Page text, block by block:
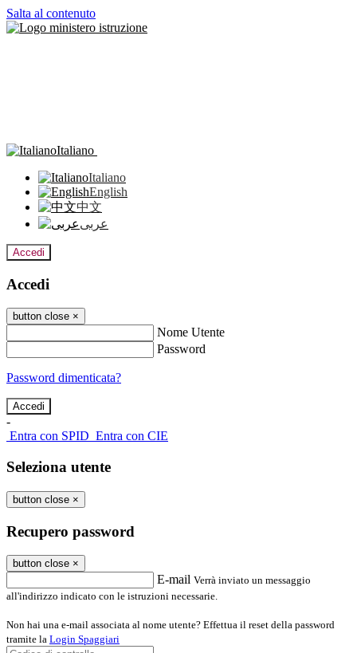
Salta al contenuto
Italiano
Italiano
English
中文
عربى
Accedi
Accedi
button close ×
Nome Utente
Password
Password dimenticata?
-
Entra con SPID Entra con CIE
Seleziona utente
button close ×
Recupero password
button close ×
E-mail Verrà inviato un messaggio
all'indirizzo indicato con le istruzioni necessarie.
Non hai una e-mail associata al nome utente? Effettua il reset della password
tramite la Login Spaggiari